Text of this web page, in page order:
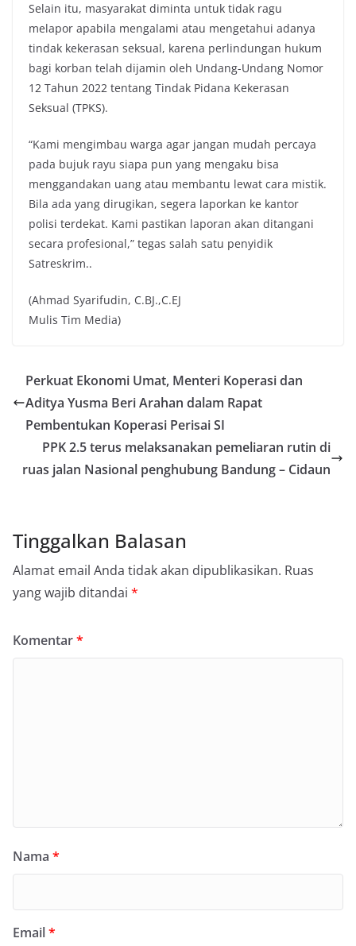
Selain itu, masyarakat diminta untuk tidak ragu
melapor apabila mengalami atau mengetahui adanya
tindak kekerasan seksual, karena perlindungan hukum
bagi korban telah dijamin oleh Undang-Undang Nomor
12 Tahun 2022 tentang Tindak Pidana Kekerasan
Seksual (TPKS).
“Kami mengimbau warga agar jangan mudah percaya
pada bujuk rayu siapa pun yang mengaku bisa
menggandakan uang atau membantu lewat cara mistik.
Bila ada yang dirugikan, segera laporkan ke kantor
polisi terdekat. Kami pastikan laporan akan ditangani
secara profesional,” tegas salah satu penyidik
Satreskrim..
(Ahmad Syarifudin, C.BJ.,C.EJ
Mulis Tim Media)
Perkuat Ekonomi Umat, Menteri Koperasi dan
Aditya Yusma Beri Arahan dalam Rapat
Pembentukan Koperasi Perisai SI
PPK 2.5 terus melaksanakan pemeliaran rutin di
ruas jalan Nasional penghubung Bandung – Cidaun
Tinggalkan Balasan
Alamat email Anda tidak akan dipublikasikan. Ruas
yang wajib ditandai *
Komentar*
Nama *
Email*